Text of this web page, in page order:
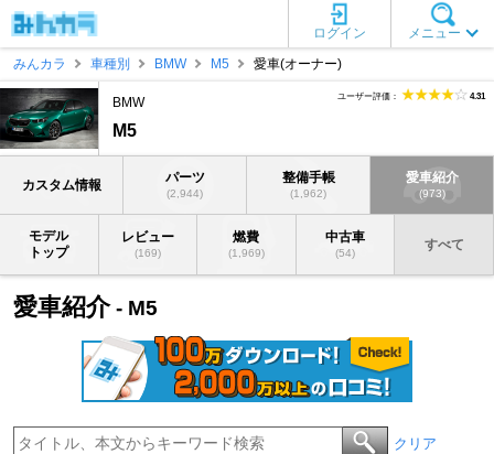
メニュー
ログイン
みんカラ
車種別 BMW M5 愛車(オーナー)
BMW
M5
ユーザー評価： 4.31
カスタム情報 パーツ
(2,944)
整備手帳
(1,962)
愛車紹介
(973)
モデル
トップ
レビュー
(169)
燃費
(1,969)
中古車
(54)
すべて
愛車紹介- M5
クリア